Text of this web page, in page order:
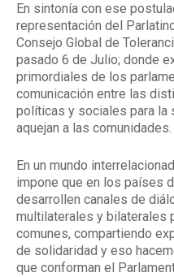
En sintonía con ese
representación del
Consejo Global de
pasado 6 de Julio; donde
primordiales de los
comunicación entre las
políticas y sociales para la
aquejan a las comunidades.
En un mundo
impone que en los países
desarrollen canales de
multilaterales y bilaterales
comunes, compartiendo
de solidaridad y eso
que conforman el